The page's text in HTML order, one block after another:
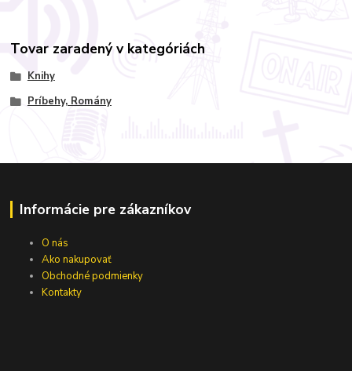
Tovar zaradený v kategóriách
Knihy
Príbehy, Romány
Informácie pre zákazníkov
O nás
Ako nakupovať
Obchodné podmienky
Kontakty